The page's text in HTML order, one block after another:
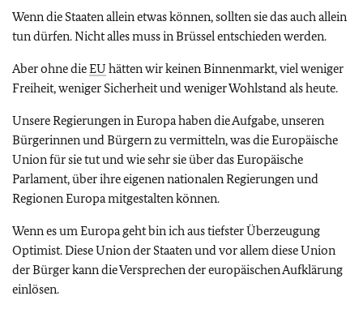
Wenn die Staaten allein etwas können, sollten sie das auch allein
tun dürfen. Nicht alles muss in Brüssel entschieden werden.
Aber ohne dieEU hätten wir keinen Binnenmarkt, viel weniger
Freiheit, weniger Sicherheit und weniger Wohlstand als heute.
Unsere Regierungen in Europa haben die Aufgabe, unseren
Bürgerinnen und Bürgern zu vermitteln, was die Europäische
Union für sie tut und wie sehr sie über das Europäische
Parlament, über ihre eigenen nationalen Regierungen und
Regionen Europa mitgestalten können.
Wenn es um Europa geht bin ich aus tiefster Überzeugung
Optimist. Diese Union der Staaten und vor allem diese Union
der Bürger kann die Versprechen der europäischen Aufklärung
einlösen.